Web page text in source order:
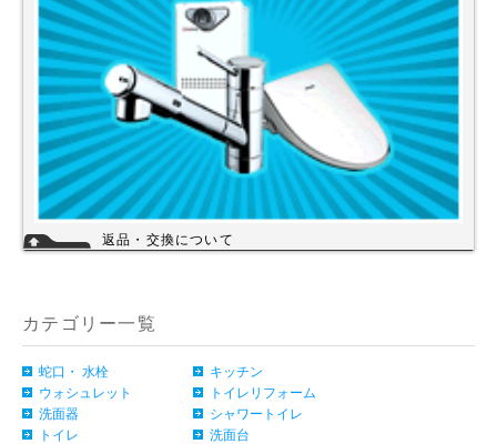
返品・交換について
し上げます。
カテゴリー一覧
蛇口・ 水栓
キッチン
ウォシュレット
トイレリフォーム
洗面器
シャワートイレ
トイレ
洗面台